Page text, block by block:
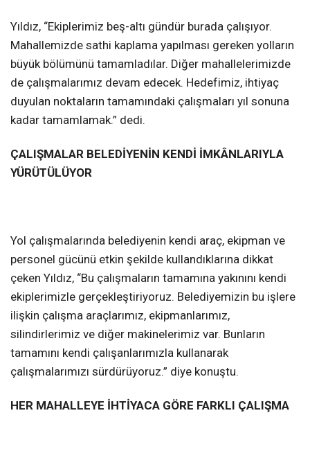
Yıldız, “Ekiplerimiz beş-altı gündür burada çalışıyor.
Mahallemizde sathi kaplama yapılması gereken yolların
büyük bölümünü tamamladılar. Diğer mahallelerimizde
de çalışmalarımız devam edecek. Hedefimiz, ihtiyaç
duyulan noktaların tamamındaki çalışmaları yıl sonuna
kadar tamamlamak.” dedi.
ÇALIŞMALAR BELEDİYENİN KENDİ İMKÂNLARIYLA
YÜRÜTÜLÜYOR
Yol çalışmalarında belediyenin kendi araç, ekipman ve
personel gücünü etkin şekilde kullandıklarına dikkat
çeken Yıldız, “Bu çalışmaların tamamına yakınını kendi
ekiplerimizle gerçekleştiriyoruz. Belediyemizin bu işlere
ilişkin çalışma araçlarımız, ekipmanlarımız,
silindirlerimiz ve diğer makinelerimiz var. Bunların
tamamını kendi çalışanlarımızla kullanarak
çalışmalarımızı sürdürüyoruz.” diye konuştu.
HER MAHALLEYE İHTİYACA GÖRE FARKLI ÇALIŞMA